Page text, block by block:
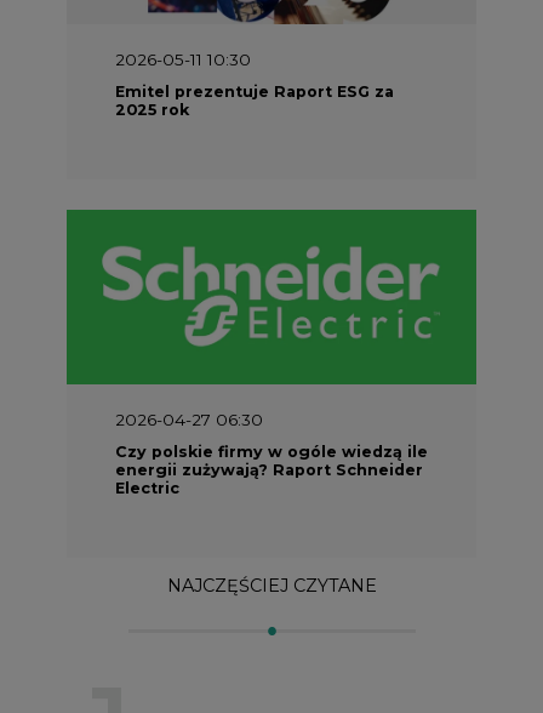
2026-05-11 10:30
Emitel prezentuje Raport ESG za
2025 rok
2026-04-27 06:30
Czy polskie firmy w ogóle wiedzą ile
energii zużywają? Raport Schneider
Electric
NAJCZĘŚCIEJ CZYTANE